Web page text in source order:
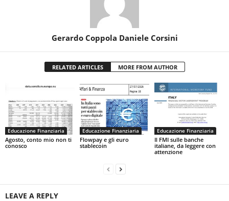
Gerardo Coppola Daniele Corsini
RELATED ARTICLES MORE FROM AUTHOR
Educazione Finanziaria
Agosto, conto mio non ti
conosco
Educazione Finanziaria
Flowpay e gli euro
stablecoin
Educazione Finanziaria
Il FMI sulle banche
italiane, da leggere con
attenzione
LEAVE A REPLY